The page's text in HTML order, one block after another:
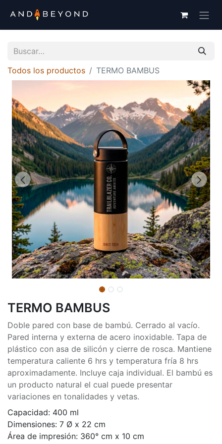
Todos los productos TERMO BAMBUS
TERMO BAMBUS
Doble pared con base de bambú. Cerrado al vacío.
Pared interna y externa de acero inoxidable. Tapa de
plástico con asa de silicón y cierre de rosca. Mantiene
temperatura caliente 6 hrs y temperatura fría 8 hrs
aproximadamente. Incluye caja individual. El bambú es
un producto natural el cual puede presentar
variaciones en tonalidades y vetas.
Capacidad: 400 ml
Dimensiones: 7 Ø x 22 cm
Área de impresión: 360° cm x 10 cm